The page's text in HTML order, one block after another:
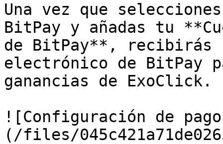
Una vez que
BitPay y añadas tu
de BitPay**, recibirás
electrónico de BitPay
ganancias de ExoClick.
![Configuración de
(/files/